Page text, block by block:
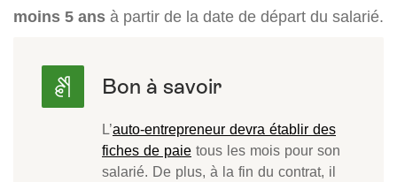
moins 5 ans à partir de la date de départ du salarié.
L’auto-entrepreneur devra établir des
fiches de paie tous les mois pour son
salarié. De plus, à la fin du contrat, il